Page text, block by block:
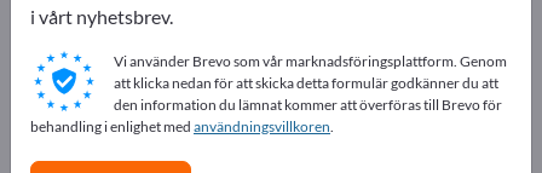
Exportpages
Råvaror och råmaterial
Kommersiella förbrukningsmaterial
Restaurangtillbehör
Annonsera gratis på Exportpages!
i vårt nyhetsbrev.
Vi använder Brevo som vår marknadsföringsplattform. Genom
att klicka nedan för att skicka detta formulär godkänner du att
den information du lämnat kommer att överföras till Brevo för
behandling i enlighet med användningsvillkoren.